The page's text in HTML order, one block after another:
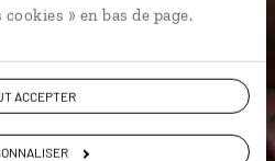
» en bas de page.
ACCEPTER
UN DEVIS
ou
avec un spécialiste Brésil